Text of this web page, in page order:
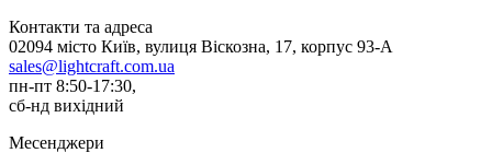
Контакти та адреса
02094 місто Київ, вулиця Віскозна, 17, корпус 93-А
sales@lightcraft.com.ua
пн-пт 8:50-17:30,
сб-нд вихідний
Месенджери